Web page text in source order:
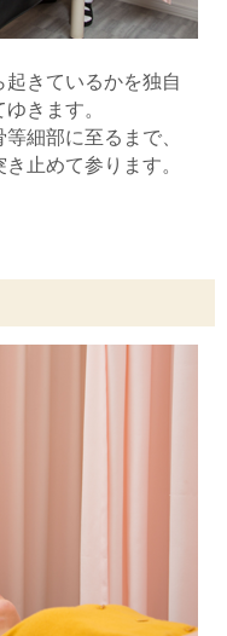
きているかを独自
きます。
細部に至るまで、
止めて参ります。